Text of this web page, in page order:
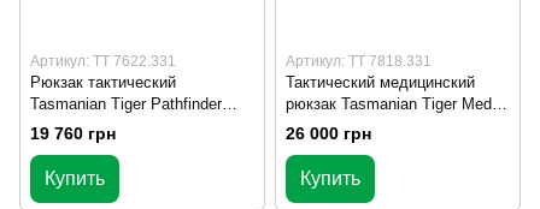
Артикул: TT 7622.331
Рюкзак тактический
Tasmanian Tiger Pathfinder
MK2 Olive (TT 7622.331)
19 760 грн
Купить
Артикул: TT 7818.331
Тактический медицинский
рюкзак Tasmanian Tiger Medic
Transporter 60, Olive (TT
7818.331)
26 000 грн
Купить